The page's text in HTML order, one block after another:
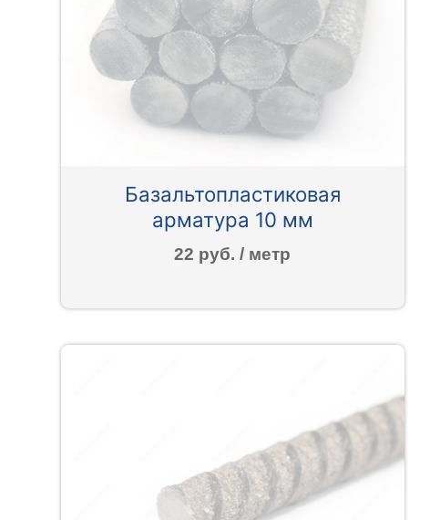
Базальтопластиковая
арматура 10 мм
22 руб. / метр